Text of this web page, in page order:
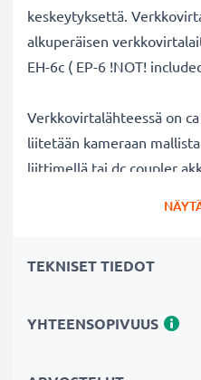
keskeytyksettä.
alkuperäisen
EH-6c ( EP-6 !NOT!
Verkkovirtalähteessä on
liitetään kameraan
liittimellä tai dc coupler
✔ Jatkuva virransyöttö AC-
TEKNISET TIEDOT
YHTEENSOPIVUUS